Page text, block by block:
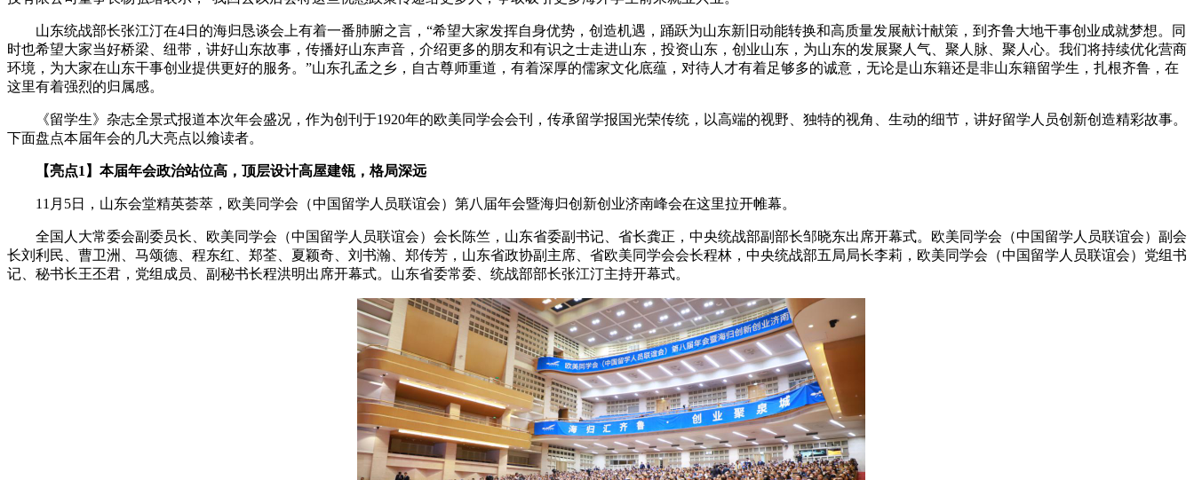
山东统战部长张江汀在4日的海归恳谈会上有着一番肺腑之言，“希望大家发挥自身优势，创造机遇，踊跃为山东新旧动能转换和高质量发展献计献策，到齐鲁大地干事创业成就梦想。同
时也希望大家当好桥梁、纽带，讲好山东故事，传播好山东声音，介绍更多的朋友和有识之士走进山东，投资山东，创业山东，为山东的发展聚人气、聚人脉、聚人心。我们将持续优化营商
环境，为大家在山东干事创业提供更好的服务。”山东孔孟之乡，自古尊师重道，有着深厚的儒家文化底蕴，对待人才有着足够多的诚意，无论是山东籍还是非山东籍留学生，扎根齐鲁，在
这里有着强烈的归属感。
《留学生》杂志全景式报道本次年会盛况，作为创刊于1920年的欧美同学会会刊，传承留学报国光荣传统，以高端的视野、独特的视角、生动的细节，讲好留学人员创新创造精彩故事。
下面盘点本届年会的几大亮点以飨读者。
【亮点1】本届年会政治站位高，顶层设计高屋建瓴，格局深远
11月5日，山东会堂精英荟萃，欧美同学会（中国留学人员联谊会）第八届年会暨海归创新创业济南峰会在这里拉开帷幕。
全国人大常委会副委员长、欧美同学会（中国留学人员联谊会）会长陈竺，山东省委副书记、省长龚正，中央统战部副部长邹晓东出席开幕式。欧美同学会（中国留学人员联谊会）副会
长刘利民、曹卫洲、马颂德、程东红、郑荃、夏颖奇、刘书瀚、郑传芳，山东省政协副主席、省欧美同学会会长程林，中央统战部五局局长李莉，欧美同学会（中国留学人员联谊会）党组书
记、秘书长王丕君，党组成员、副秘书长程洪明出席开幕式。山东省委常委、统战部部长张江汀主持开幕式。